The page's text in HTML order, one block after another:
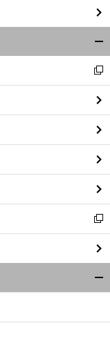
前
閉
る
新
し
い
ウ
ィ
ン
ド
ウ
で
開
く
新
し
い
ウ
ィ
ン
ウ